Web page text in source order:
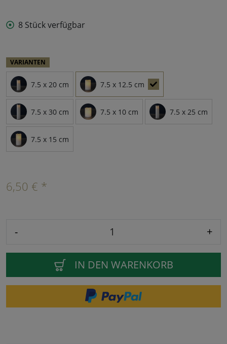
8 Stück verfügbar
VARIANTEN
7.5 x 20 cm 7.5 x 12.5 cm
7.5 x 30 cm 7.5 x 10 cm 7.5 x 25 cm
7.5 x 15 cm
6,50 € *
- +
IN DEN WARENKORB